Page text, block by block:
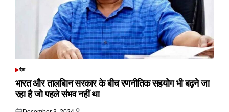
POSTED
देश
भारत और तालबिान सरकार के बीच रणनीतिक सहयोग भी बढ़ने जा
रहा है जो पहले संभव नहीं था